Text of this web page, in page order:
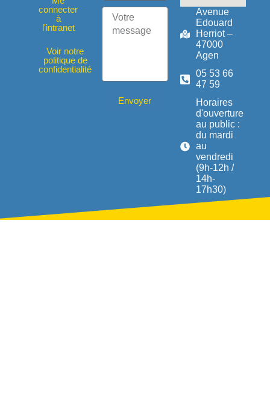
connecter
à
l'intranet
Voir notre
politique de
confidentialité
Envoyer
Avenue
Edouard
Herriot –
47000
Agen
05 53 66
47 59
Horaires
d'ouverture
au public :
du mardi
au
vendredi
(9h-12h /
14h-
17h30)